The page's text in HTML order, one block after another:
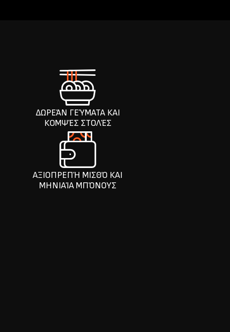
ΔΩΡΕΆΝ ΓΕΎΜΑΤΑ ΚΑΙ
ΚΟΜΨΈΣ ΣΤΟΛΈΣ
ΑΞΙΟΠΡΕΠΉ ΜΙΣΘΌ ΚΑΙ
ΜΗΝΙΑΊΑ ΜΠΌΝΟΥΣ